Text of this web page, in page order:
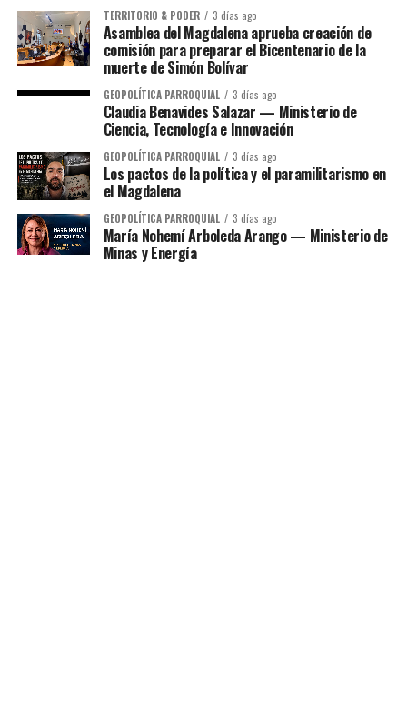
TERRITORIO & PODER 3 días ago
Asamblea del Magdalena aprueba creación de
comisión para preparar el Bicentenario de la
muerte de Simón Bolívar
GEOPOLÍTICA PARROQUIAL 3 días ago
Claudia Benavides Salazar — Ministerio de
Ciencia, Tecnología e Innovación
GEOPOLÍTICA PARROQUIAL 3 días ago
Los pactos de la política y el paramilitarismo en
el Magdalena
GEOPOLÍTICA PARROQUIAL 3 días ago
María Nohemí Arboleda Arango — Ministerio de
Minas y Energía